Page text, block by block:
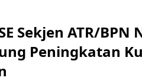
Sekjen ATR/BPN
Peningkatan